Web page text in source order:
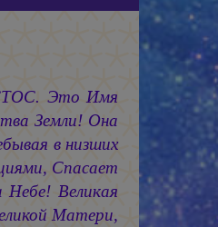
Это Имя
Земли! Она
в низших
Спасает
Великая
Матери,